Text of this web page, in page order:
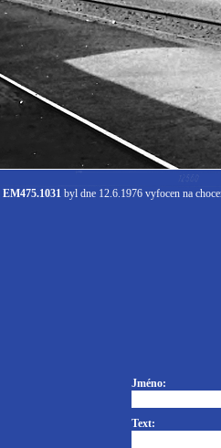
EM475.1031 byl dne 12.6.1976 vyfocen na
Jméno:
Text: